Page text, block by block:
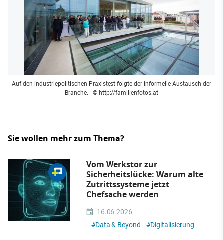
Auf den industriepolitischen Praxistest folgte der informelle Austausch der
Branche. - © http://familienfotos.at
Sie wollen mehr zum Thema?
Vom Werkstor zur
Sicherheitslücke: Warum alte
Zutrittssysteme jetzt
Chefsache werden
16.06.2026
#Data & Beyond #Digitalisierung